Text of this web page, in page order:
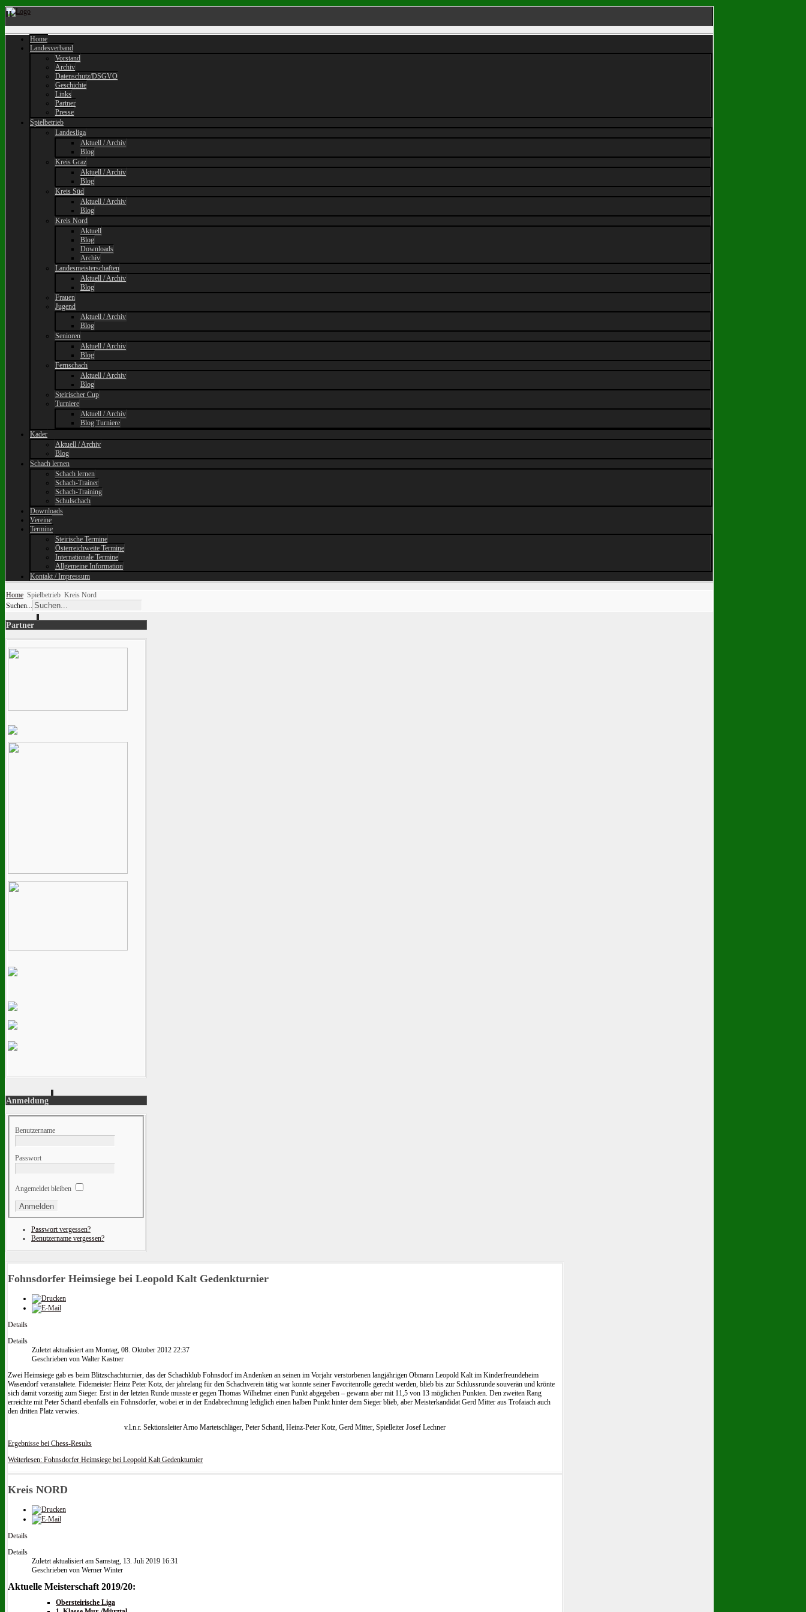
Home
Landesverband
Vorstand
Archiv
Datenschutz/DSGVO
Geschichte
Links
Partner
Presse
Spielbetrieb
Landesliga
Aktuell / Archiv
Blog
Kreis Graz
Aktuell / Archiv
Blog
Kreis Süd
Aktuell / Archiv
Blog
Kreis Nord
Aktuell
Blog
Downloads
Archiv
Landesmeisterschaften
Aktuell / Archiv
Blog
Frauen
Jugend
Aktuell / Archiv
Blog
Senioren
Aktuell / Archiv
Blog
Fernschach
Aktuell / Archiv
Blog
Steirischer Cup
Turniere
Aktuell / Archiv
Blog Turniere
Kader
Aktuell / Archiv
Blog
Schach lernen
Schach lernen
Schach-Trainer
Schach-Training
Schulschach
Downloads
Vereine
Termine
Steirische Termine
Österreichweite Termine
Internationale Termine
Allgemeine Information
Kontakt / Impressum
Home Spielbetrieb Kreis Nord
Suchen...
Partner
Anmeldung
Benutzername
Passwort
Angemeldet bleiben
Passwort vergessen?
Benutzername vergessen?
Fohnsdorfer Heimsiege bei Leopold Kalt Gedenkturnier
Details
Details
Zuletzt aktualisiert am Montag, 08. Oktober 2012 22:37
Geschrieben von Walter Kastner
Zwei Heimsiege gab es beim Blitzschachturnier, das der Schachklub Fohnsdorf im Andenken an seinen im Vorjahr verstorbenen langjährigen Obmann Leopold Kalt im Kinderfreundeheim
Wasendorf veranstaltete. Fidemeister Heinz Peter Kotz, der jahrelang für den Schachverein tätig war konnte seiner Favoritenrolle gerecht werden, blieb bis zur Schlussrunde souverän und krönte
sich damit vorzeitig zum Sieger. Erst in der letzten Runde musste er gegen Thomas Wilhelmer einen Punkt abgegeben – gewann aber mit 11,5 von 13 möglichen Punkten. Den zweiten Rang
erreichte mit Peter Schantl ebenfalls ein Fohnsdorfer, wobei er in der Endabrechnung lediglich einen halben Punkt hinter dem Sieger blieb, aber Meisterkandidat Gerd Mitter aus Trofaiach auch
den dritten Platz verwies.
v.l.n.r. Sektionsleiter Arno Martetschläger, Peter Schantl, Heinz-Peter Kotz, Gerd Mitter, Spielleiter Josef Lechner
Ergebnisse bei Chess-Results
Weiterlesen: Fohnsdorfer Heimsiege bei Leopold Kalt Gedenkturnier
Kreis NORD
Details
Details
Zuletzt aktualisiert am Samstag, 13. Juli 2019 16:31
Geschrieben von Werner Winter
Aktuelle Meisterschaft 2019/20:
Obersteirische Liga